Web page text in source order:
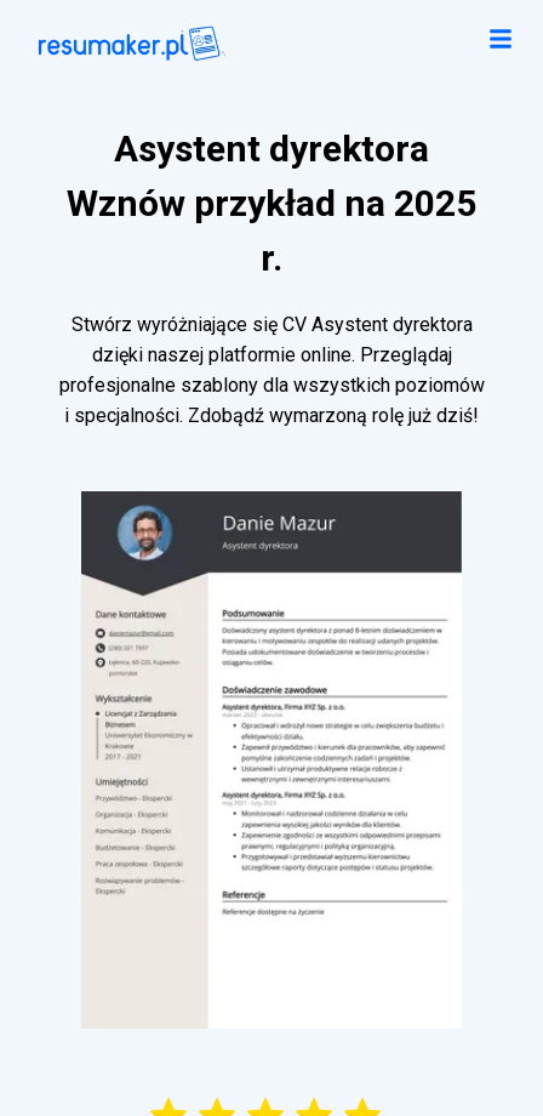
Asystent dyrektora
Wznów przykład na 2025
r.
Stwórz wyróżniające się CV Asystent dyrektora
dzięki naszej platformie online. Przeglądaj
profesjonalne szablony dla wszystkich poziomów
i specjalności. Zdobądź wymarzoną rolę już dziś!